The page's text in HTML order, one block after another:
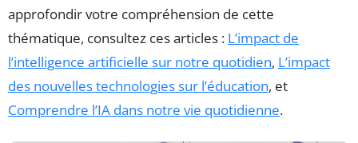
approfondir votre compréhension de cette
thématique, consultez ces articles : L’impact de
l’intelligence artificielle sur notre quotidien, L’impact
des nouvelles technologies sur l’éducation, et
Comprendre l’IA dans notre vie quotidienne.